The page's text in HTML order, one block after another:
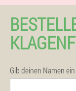
Gib deinen Namen ein